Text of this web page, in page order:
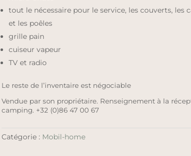
tout le nécessaire pour le service, les couverts, les
et les poêles
grille pain
cuiseur vapeur
TV et radio
Le reste de l’inventaire est négociable
Vendue par son propriétaire. Renseignement à la
camping. +32 (0)86 47 00 67
Catégorie : Mobil-home